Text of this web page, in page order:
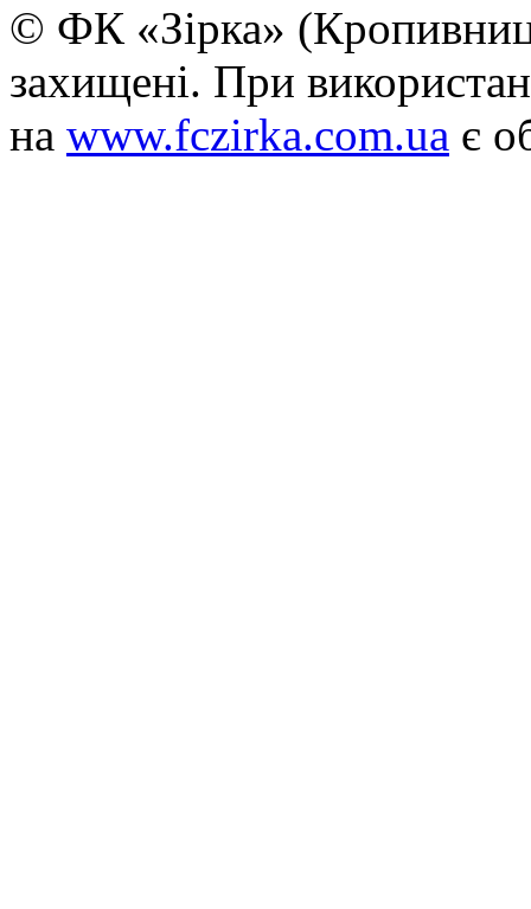
© ФК «Зірка»
захищені. При
на www.fczirka.com.ua є